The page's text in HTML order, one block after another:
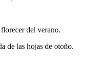
del verano.
de las hojas de otoño.